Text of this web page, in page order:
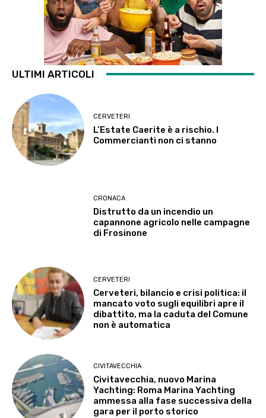
ULTIMI ARTICOLI
CERVETERI
L’Estate Caerite è a rischio. I
Commercianti non ci stanno
CRONACA
Distrutto da un incendio un
capannone agricolo nelle campagne
di Frosinone
CERVETERI
Cerveteri, bilancio e crisi politica: il
mancato voto sugli equilibri apre il
dibattito, ma la caduta del Comune
non è automatica
CIVITAVECCHIA
Civitavecchia, nuovo Marina
Yachting: Roma Marina Yachting
ammessa alla fase successiva della
gara per il porto storico